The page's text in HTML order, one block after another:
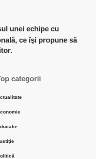
ce îşi propune să
categorii